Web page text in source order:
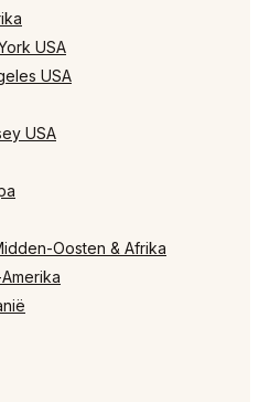
USA
USA
USA
Oosten & Afrika